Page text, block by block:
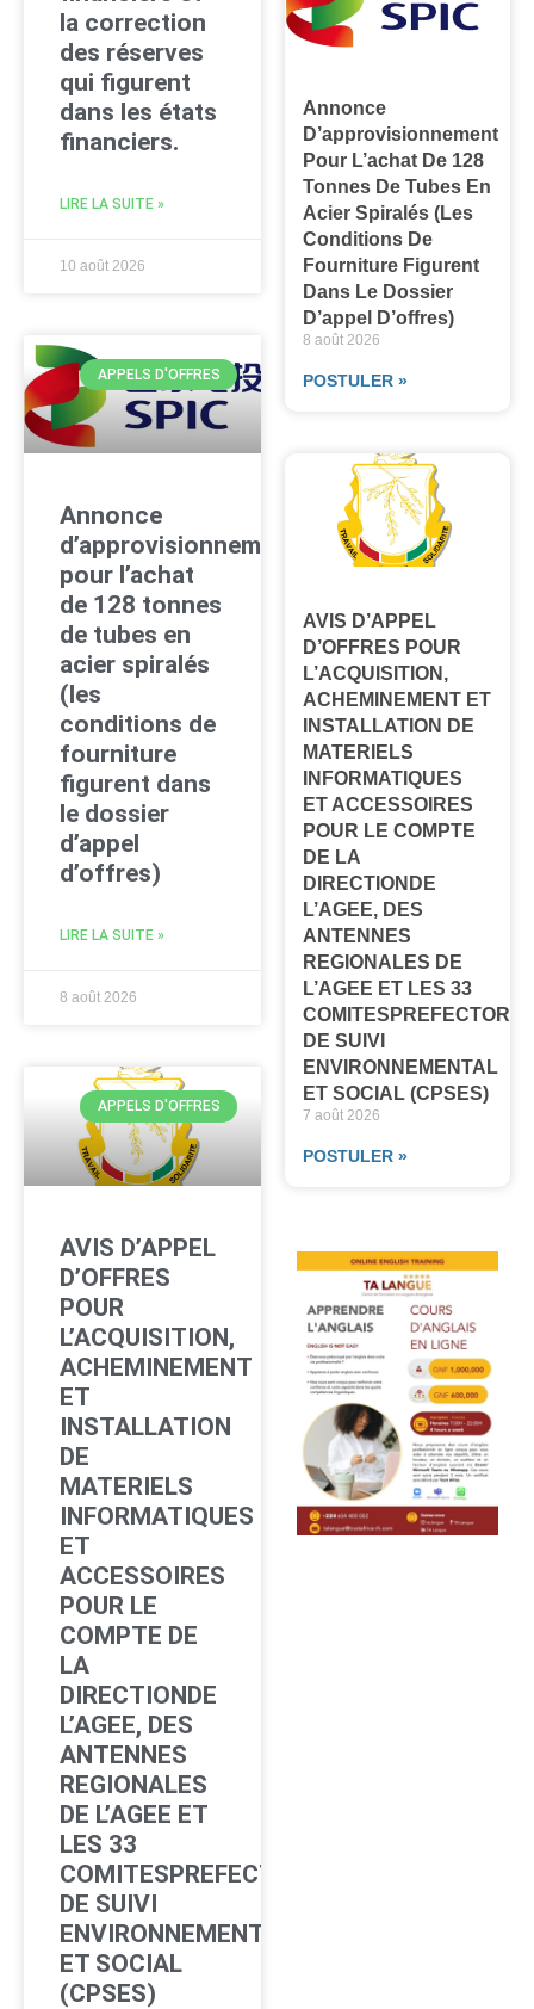
la correction
des réserves
qui figurent
dans les états
financiers.
LIRE LA SUITE »
10 août 2026
APPELS D'OFFRES
Annonce
d’approvisionnement
pour l’achat
de 128 tonnes
de tubes en
acier spiralés
(les
conditions de
fourniture
figurent dans
le dossier
d’appel
d’offres)
LIRE LA SUITE »
8 août 2026
APPELS D'OFFRES
AVIS D’APPEL
D’OFFRES
POUR
L’ACQUISITION,
ACHEMINEMENT
ET
INSTALLATION
DE
MATERIELS
INFORMATIQUES
ET
ACCESSOIRES
POUR LE
COMPTE DE
LA
DIRECTIONDE
L’AGEE, DES
ANTENNES
REGIONALES
DE L’AGEE ET
LES 33
COMITESPREFECTORAUX
DE SUIVI
ENVIRONNEMENTAL
ET SOCIAL
(CPSES)
Annonce
D’approvisionnement
Pour L’achat De 128
Tonnes De Tubes En
Acier Spiralés (les
Conditions De
Fourniture Figurent
Dans Le Dossier
D’appel D’offres)
8 août 2026
POSTULER »
AVIS D’APPEL
D’OFFRES POUR
L’ACQUISITION,
ACHEMINEMENT ET
INSTALLATION DE
MATERIELS
INFORMATIQUES
ET ACCESSOIRES
POUR LE COMPTE
DE LA
DIRECTIONDE
L’AGEE, DES
ANTENNES
REGIONALES DE
L’AGEE ET LES 33
DE SUIVI
ENVIRONNEMENTAL
ET SOCIAL (CPSES)
7 août 2026
POSTULER »